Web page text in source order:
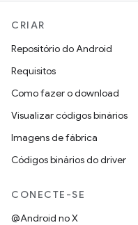
CRIAR
Repositório do Android
Requisitos
Como fazer o download
Visualizar códigos binários
Imagens de fábrica
Códigos binários do driver
CONECTE-SE
@Android no X